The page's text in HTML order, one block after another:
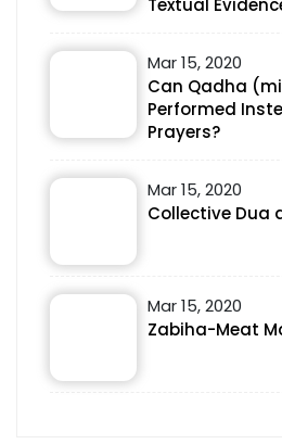
Textual
Mar 15, 2020
Can Qadha
Performed
Prayers?
Mar 15, 2020
Collective Dua
Mar 15, 2020
Zabiha-Meat